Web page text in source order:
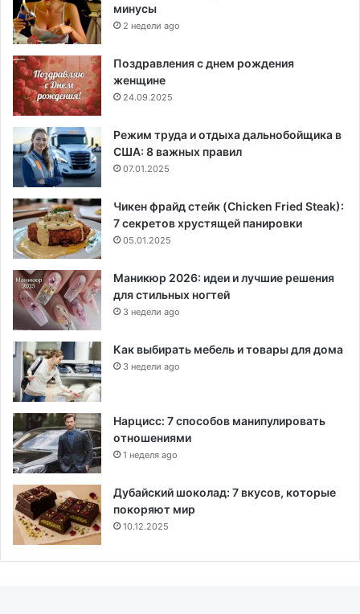
минусы
2 недели ago
Поздравления с днем рождения
женщине
24.09.2025
Режим труда и отдыха дальнобойщика в
США: 8 важных правил
07.01.2025
Чикен фрайд стейк (Chicken Fried Steak):
7 секретов хрустящей панировки
05.01.2025
Маникюр 2026: идеи и лучшие решения
для стильных ногтей
3 недели ago
Как выбирать мебель и товары для дома
3 недели ago
Нарцисс: 7 способов манипулировать
отношениями
1 неделя ago
Дубайский шоколад: 7 вкусов, которые
покоряют мир
10.12.2025